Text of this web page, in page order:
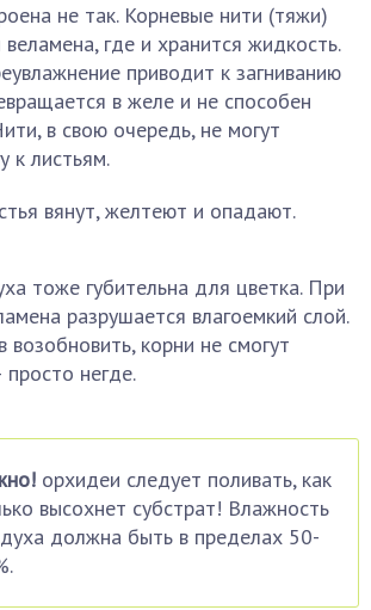
не так. Корневые нити (тяжи)
где и хранится жидкость.
приводит к загниванию
в желе и не способен
в свою очередь, не могут
к листьям.
вянут, желтеют и опадают.
тоже губительна для цветка. При
разрушается влагоемкий слой.
корни не смогут
просто негде.
орхидеи следует поливать, как
высохнет субстрат! Влажность
должна быть в пределах 50-